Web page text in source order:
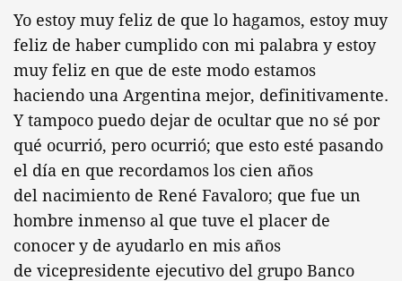
Yo estoy muy feliz de que lo hagamos, estoy muy
feliz de haber cumplido con mi palabra y estoy
muy feliz en que de este modo estamos
haciendo una Argentina mejor, definitivamente.
Y tampoco puedo dejar de ocultar que no sé por
qué ocurrió, pero ocurrió; que esto esté pasando
el día en que recordamos los cien años
del nacimiento de René Favaloro; que fue un
hombre inmenso al que tuve el placer de
conocer y de ayudarlo en mis años
de vicepresidente ejecutivo del grupo Banco